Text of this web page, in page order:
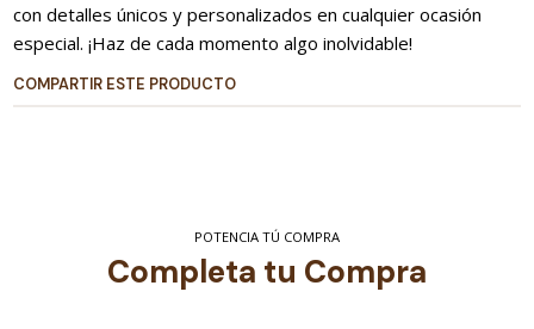
con detalles únicos y personalizados en cualquier ocasión
especial. ¡Haz de cada momento algo inolvidable!
COMPARTIR ESTE PRODUCTO
POTENCIA TÚ COMPRA
Completa tu Compra